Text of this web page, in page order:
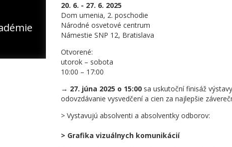
20. 6. - 27. 6. 2025
Dom umenia, 2. poschodie
Národné osvetové centrum
Námestie SNP 12, Bratislava
Otvorené:
utorok – sobota
10:00 – 17:00
→ 27. júna 2025 o 15:00 sa uskutoční finisáž
odovzdávanie vysvedčení a cien za najlepšie
> Vystavujú absolventi a absolventky odborov:
> Grafika vizuálnych komunikácií